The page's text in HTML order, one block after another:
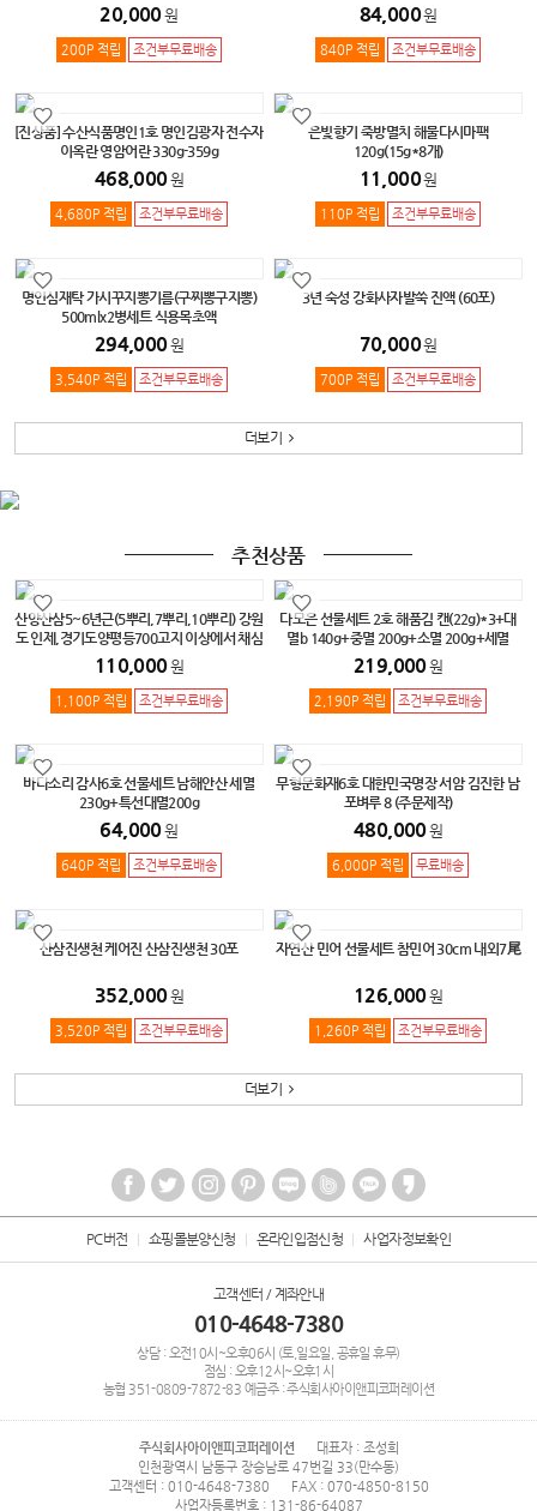
20,000원
200P 적립 조건부무료배송
84,000원
840P 적립 조건부무료배송
[진상품] 수산식품명인1호 명인김광자 전수자
이옥란 영암어란 330g-359g
468,000원
4,680P 적립 조건부무료배송
은빛향기 죽방멸치 해물다시마팩
120g(15g*8개)
11,000원
110P 적립 조건부무료배송
명인심재탁 가시꾸지뽕기름(구찌뽕구지뽕)
500mlx2병세트 식용목초액
294,000원
3,540P 적립 조건부무료배송
3년 숙성 강화사자발쑥 진액 (60포)
70,000원
700P 적립 조건부무료배송
더보기
추천상품
산양산삼5~6년근(5뿌리,7뿌리,10뿌리) 강원
도 인제,경기도양평등700고지 이상에서 채심
110,000원
1,100P 적립 조건부무료배송
다모은 선물세트 2호 해품김 캔(22g)*3+대
멸b 140g+중멸 200g+소멸 200g+세멸
220g+생동김반절6매*8봉 +황태가루
80g(스틱20봉)+다시마가루80g(스틱20
봉)+참미역50g(유통용)+멸치해물국물팩
120g+야채해물국물팩 120g+가다랑어포
반(40g)+미역80g(스탠드)+다시마채50g(스
탠드)+고풍미황태채50g(스탠드)
219,000원
2,190P 적립 조건부무료배송
바다소리 감사6호 선물세트 남해안산 세멸
230g+특선대멸200g
64,000원
640P 적립 조건부무료배송
무형문화재6호 대한민국명장 서암 김진한 남
포벼루 8 (주문제작)
480,000원
6,000P 적립 무료배송
산삼진생천 케어진 산삼진생천 30포
352,000원
3,520P 적립 조건부무료배송
자연산 민어 선물세트 참민어 30cm 내외7尾
126,000원
1,260P 적립 조건부무료배송
더보기
PC버전 쇼핑몰분양신청 온라인입점신청 사업자정보확인
고객센터 / 계좌안내
010-4648-7380
상담 : 오전10시~오후06시 (토,일요일, 공휴일 휴무)
점심 : 오후12시~오후1시
농협 351-0809-7872-83 예금주 : 주식회사아이앤피코퍼레이션
주식회사아이앤피코퍼레이션
대표자 : 조성희
인천광역시 남동구 장승남로 47번길 33(만수동)
고객센터 : 010-4648-7380
FAX : 070-4850-8150
사업자등록번호 : 131-86-64087